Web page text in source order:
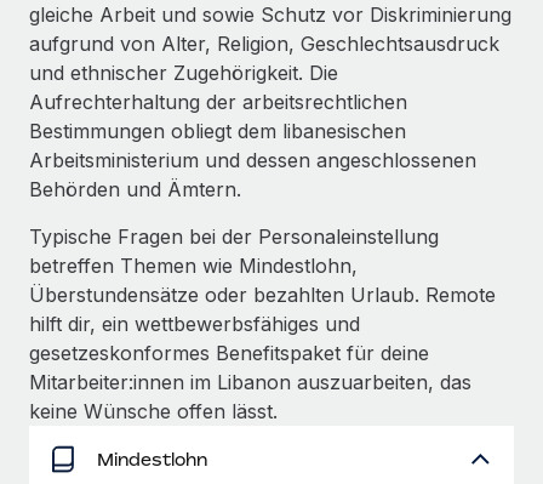
Geräten
Gründung von Niederlassungen
Schnelle, rechtssichere Gründung von
Niederlassungen
Mobilität und Relocation
Benefits
Mühelose Verwaltung von Benefits
Revolution des Enterprise Contractor
Managements – die Erfolgsgeschichte einer
globalen Content-Agentur mit Remote
Auf einen Blick Erfahre mehr über die unglaubliche
Transformation einer weltweit erfolgreichen...
Mehr erfahren
Contractor Management
Den Blog erkunden
Neues zu Remote-Produkten: Integration mit
Gusto und Zero und Contractor Management
Plus
Auch im neuen Jahr wollen wir bei Remote Unternehmen
aller Größen dabei unterstützen, die beste...
Mehr erfahren
gleiche Arbeit und sowie Schutz vor Diskriminierung
aufgrund von Alter, Religion, Geschlechtsausdruck
und ethnischer Zugehörigkeit. Die
Aufrechterhaltung der arbeitsrechtlichen
Bestimmungen obliegt dem libanesischen
Arbeitsministerium und dessen angeschlossenen
Behörden und Ämtern.
Typische Fragen bei der Personaleinstellung
betreffen Themen wie Mindestlohn,
Überstundensätze oder bezahlten Urlaub. Remote
hilft dir, ein wettbewerbsfähiges und
gesetzeskonformes Benefitspaket für deine
Mitarbeiter:innen im Libanon auszuarbeiten, das
keine Wünsche offen lässt.
Mindestlohn